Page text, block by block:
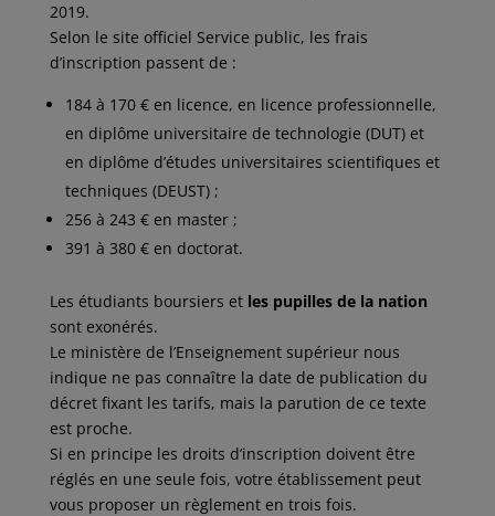
2019.
Selon le site officiel Service public, les frais
d’inscription passent de :
184 à 170 € en licence, en licence professionnelle,
en diplôme universitaire de technologie (DUT) et
en diplôme d’études universitaires scientifiques et
techniques (DEUST) ;
256 à 243 € en master ;
391 à 380 € en doctorat.
Les étudiants boursiers et les pupilles de la nation
sont exonérés.
Le ministère de l’Enseignement supérieur nous
indique ne pas connaître la date de publication du
décret fixant les tarifs, mais la parution de ce texte
est proche.
Si en principe les droits d’inscription doivent être
réglés en une seule fois, votre établissement peut
vous proposer un règlement en trois fois.